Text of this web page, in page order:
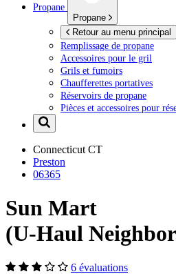
Propane
Propane
Retour au menu principal
Remplissage de propane
Accessoires pour le gril
Grils et fumoirs
Chaufferettes portatives
Réservoirs de propane
Pièces et accessoires pour
Connecticut CT
Preston
06365
Sun Mart
(U-Haul
6 évaluations